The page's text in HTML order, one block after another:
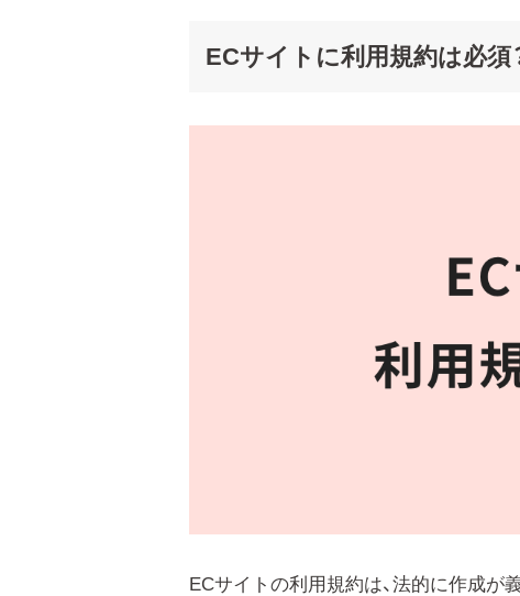
ECサイトに利用規約は必須
ECサイトの利用規約は、法的に作成が